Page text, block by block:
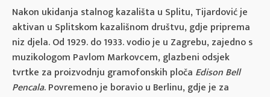
Nakon ukidanja stalnog kazališta u Splitu, Tijardović je
aktivan u Splitskom kazališnom društvu, gdje priprema
niz djela. Od 1929. do 1933. vodio je u Zagrebu, zajedno s
muzikologom Pavlom Markovcem, glazbeni odsjek
tvrtke za proizvodnju gramofonskih ploča Edison Bell
Pencala. Povremeno je boravio u Berlinu, gdje je za